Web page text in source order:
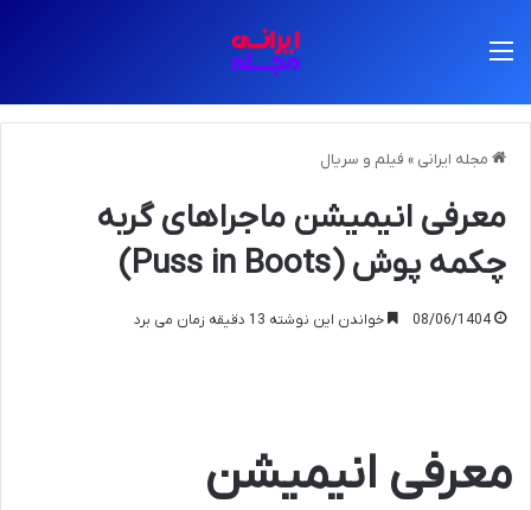
مجله ایرانی » فیلم و سریال
معرفی انیمیشن ماجراهای گربه
چکمه پوش (Puss in Boots)
08/06/1404 خواندن این نوشته 13 دقیقه زمان می برد
معرفی انیمیشن